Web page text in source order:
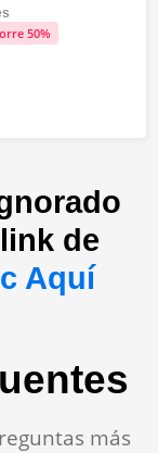
50%
de
Aquí
más